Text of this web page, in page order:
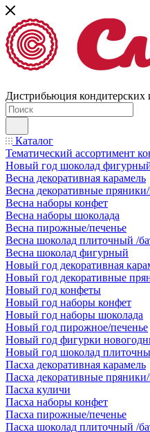
Дистрибьюция кондитерских
Каталог
Тематический ассортимент
Новый год шоколад
Весна декоративная карамель
Весна декоративные
Весна наборы конфет
Весна наборы шоколада
Весна пирожные/печенье
Весна шоколад плиточный /
Весна шоколад фигурный
Новый год декоративная
Новый год декоративные
Новый год конфеты
Новый год наборы конфет
Новый год наборы шоколада
Новый год пирожное/печенье
Новый год фигурки
Новый год шоколад
Пасха декоративная карамель
Пасха декоративные
Пасха куличи
Пасха наборы конфет
Пасха пирожные/печенье
Пасха шоколад плиточный /